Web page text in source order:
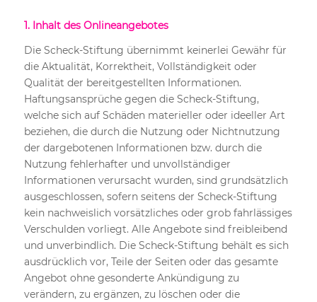
1. Inhalt des Onlineangebotes
Die Scheck-Stiftung übernimmt keinerlei Gewähr für
die Aktualität, Korrektheit, Vollständigkeit oder
Qualität der bereitgestellten Informationen.
Haftungsansprüche gegen die Scheck-Stiftung,
welche sich auf Schäden materieller oder ideeller Art
beziehen, die durch die Nutzung oder Nichtnutzung
der dargebotenen Informationen bzw. durch die
Nutzung fehlerhafter und unvollständiger
Informationen verursacht wurden, sind grundsätzlich
ausgeschlossen, sofern seitens der Scheck-Stiftung
kein nachweislich vorsätzliches oder grob fahrlässiges
Verschulden vorliegt. Alle Angebote sind freibleibend
und unverbindlich. Die Scheck-Stiftung behält es sich
ausdrücklich vor, Teile der Seiten oder das gesamte
Angebot ohne gesonderte Ankündigung zu
verändern, zu ergänzen, zu löschen oder die